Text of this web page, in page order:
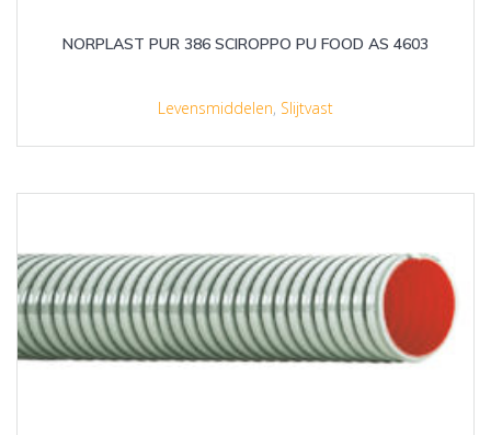
NORPLAST PUR 386 SCIROPPO PU FOOD AS 4603
Levensmiddelen, Slijtvast